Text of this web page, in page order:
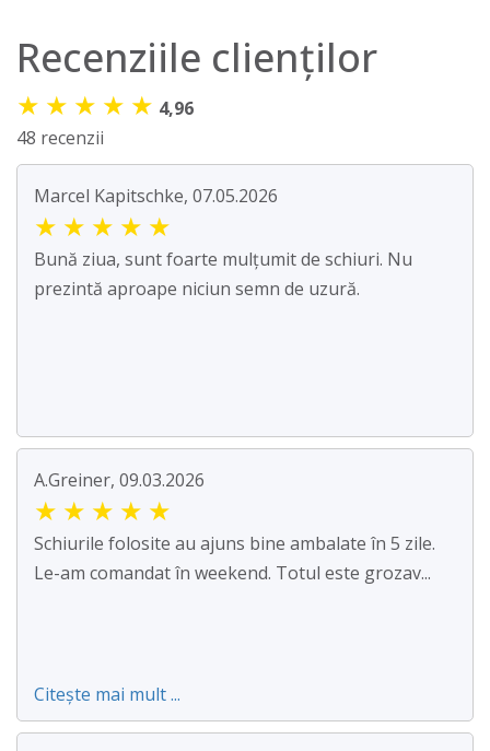
Recenziile clienților
★ ★ ★ ★ ★ 4,96
48 recenzii
Marcel Kapitschke, 07.05.2026
★ ★ ★ ★ ★
Bună ziua, sunt foarte mulțumit de schiuri. Nu
prezintă aproape niciun semn de uzură.
A.Greiner, 09.03.2026
★ ★ ★ ★ ★
Schiurile folosite au ajuns bine ambalate în 5 zile.
Le-am comandat în weekend. Totul este grozav...
Citește mai mult ...